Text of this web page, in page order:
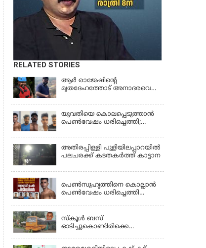
RELATED STORIES
ആര്‍ രാജേഷിന്റെ
മൃതദേഹത്തോട് അനാദരവെന്ന്
ക്രമീകരണത്തില്‍ ഗുരുതര
വീഴ്ച; മൃതദേഹം ചാവക്കാട്
വരെ എത്തിച്ചത് ഫ്രീസര്‍
സംവിധാനം ഇല്ലാതെയെന്നും
ആരോപണം
യുവതിയെ കൊലപ്പെടുത്താൻ
പെൺവേഷം ധരിച്ചെത്തി;
അതിരപ്പിള്ളി പുളിയിലപ്പാറയിൽ
പലചരക്ക് കടതകർത്ത് കാട്ടാന
പെണ്‍സുഹൃത്തിനെ കൊല്ലാന്‍
പെണ്‍വേഷം ധരിച്ചെത്തി
സ്കൂൾ ബസ്
ഓടിച്ചുകൊണ്ടിരിക്കെ